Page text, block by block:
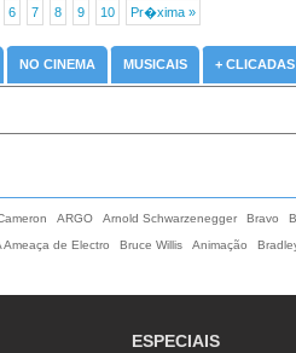
6 7 8 9 10 Pr�xima »
NO CINEMA MUSICAIS + CLICADAS
ARGO Arnold Schwarzenegger Bravo
Ameaça de Electro Bruce Willis Animação
ESPECIAIS